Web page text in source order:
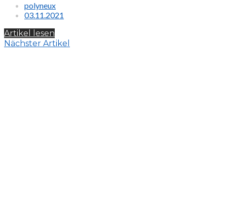
polyneux
03.11.2021
Artikel lesen
Nächster Artikel